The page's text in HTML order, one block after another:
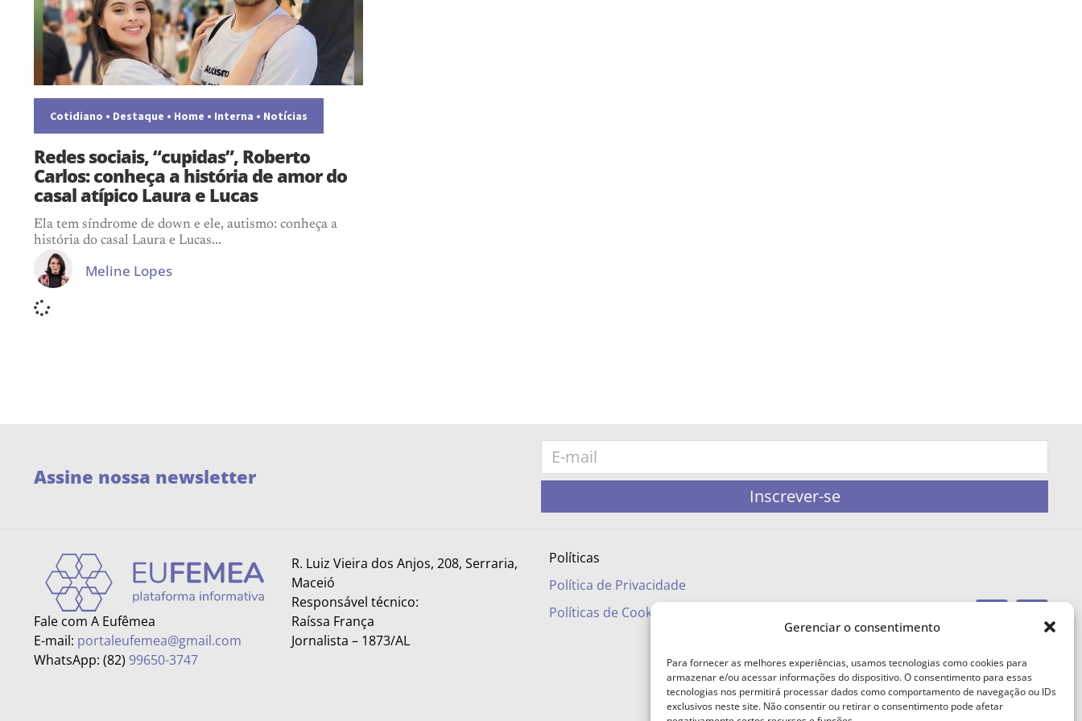
Gerenciar o consentimento
Para fornecer as melhores experiências, usamos tecnologias como cookies para
armazenar e/ou acessar informações do dispositivo. O consentimento para essas
tecnologias nos permitirá processar dados como comportamento de navegação ou IDs
exclusivos neste site. Não consentir ou retirar o consentimento pode afetar
Cotidiano • Destaque • Home • Interna • Notícias
Redes sociais, “cupidas”, Roberto
Carlos: conheça a história de amor do
casal atípico Laura e Lucas
Ela tem síndrome de down e ele, autismo: conheça a
história do casal Laura e Lucas...
Meline Lopes
Assine nossa newsletter
Inscrever-se
Fale com A Eufêmea
E-mail: portaleufemea@gmail.com
WhatsApp: (82) 99650-3747
R. Luiz Vieira dos Anjos, 208, Serraria,
Maceió
Responsável técnico:
Raíssa França
Jornalista – 1873/AL
Políticas
Política de Privacidade
Políticas de Cookies